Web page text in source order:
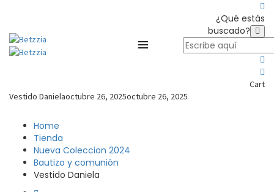
¿Qué estás
buscado?
Cart
Vestido Danielaoctubre 26, 2025octubre 26, 2025
Home
Tienda
Nueva Coleccion 2024
Bautizo y comunión
Vestido Daniela